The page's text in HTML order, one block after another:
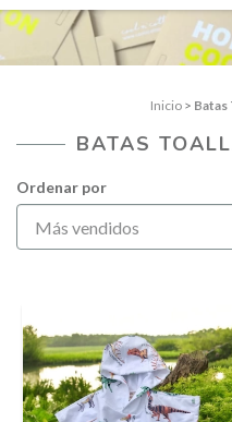
Inicio > Batas
BATAS
Ordenar por